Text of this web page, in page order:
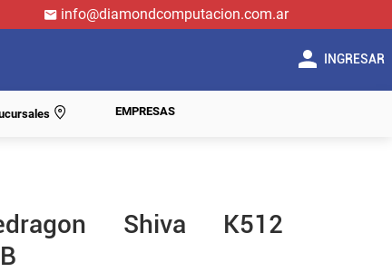
info@diamondcomputacion.com.ar
INGRESAR
EMPRESAS
Shiva K512